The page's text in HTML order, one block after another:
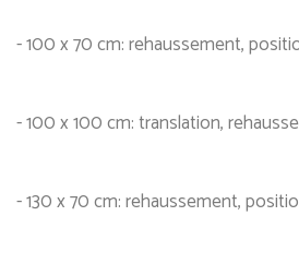
- 100 x 70 cm: rehaussement,
- 100 x 100 cm: translation,
- 130 x 70 cm: rehaussement,